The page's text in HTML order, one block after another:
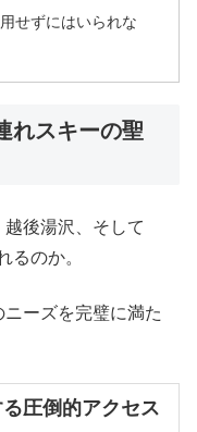
せずにはいられな
れスキーの聖
後湯沢、そして
るのか。
ーズを完璧に満た
圧倒的アクセス